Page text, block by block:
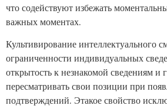
что содействуют избежать
важных моментах.
Культивирование интеллектуального
ограниченности индивидуальных
открытость к незнакомой сведениям и
пересматривать свои позиции при
подтверждений. Этакое свойство